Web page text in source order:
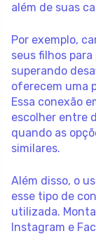
além de suas
Por exemplo,
seus filhos
superando
oferecem uma
Essa conexão
escolher entre
quando as
similares.
Além disso, o
esse tipo de
utilizada.
Instagram e